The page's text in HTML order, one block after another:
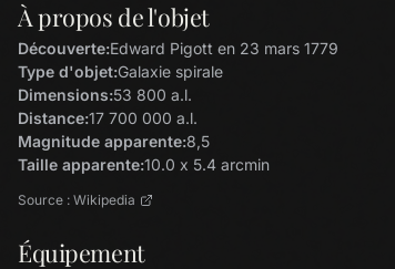
À propos de l'objet
Découverte:Edward Pigott en 23 mars 1779
Type d'objet:Galaxie spirale
Dimensions:53 800 a.l.
Distance:17 700 000 a.l.
Magnitude apparente:8,5
Taille apparente:10.0 x 5.4 arcmin
Source : Wikipedia
Équipement